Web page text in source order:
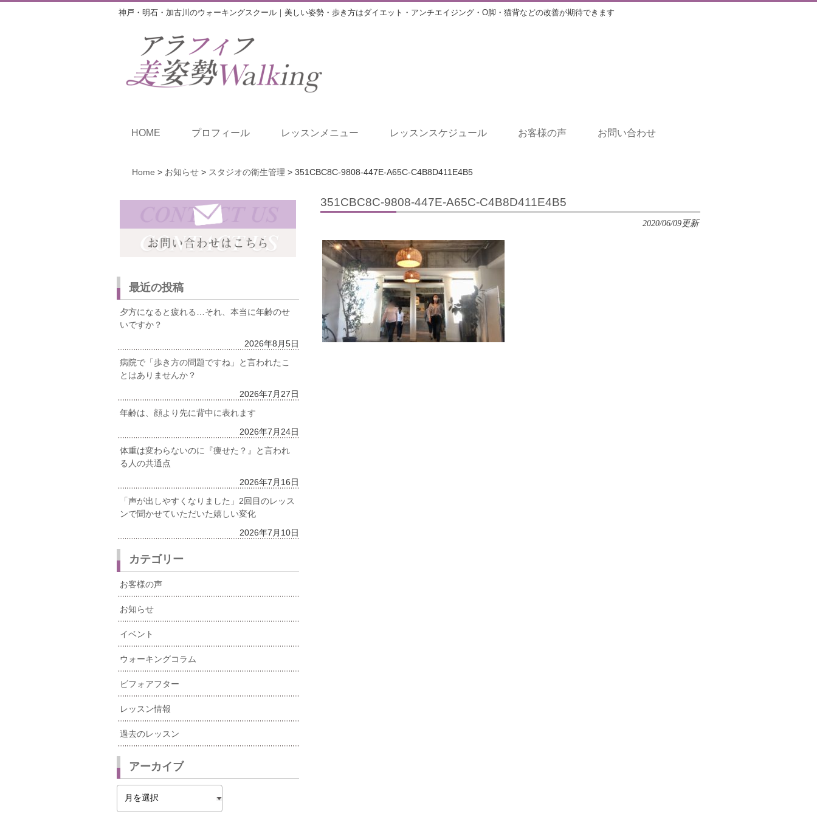
神戸・明石・加古川のウォーキングスクール｜美しい姿勢・歩き方はダイエット・アンチエイジング・O脚・猫背などの改善が期待できます
HOME プロフィール レッスンメニュー レッスンスケジュール お客様の声 お問い合わせ
Home > お知らせ > スタジオの衛生管理 > 351CBC8C-9808-447E-A65C-C4B8D411E4B5
351CBC8C-9808-447E-A65C-C4B8D411E4B5
2020/06/09更新
最近の投稿
夕方になると疲れる…それ、本当に年齢のせ
いですか？
2026年8月5日
病院で「歩き方の問題ですね」と言われたこ
とはありませんか？
2026年7月27日
年齢は、顔より先に背中に表れます
2026年7月24日
体重は変わらないのに『痩せた？』と言われ
る人の共通点
2026年7月16日
「声が出しやすくなりました」2回目のレッス
ンで聞かせていただいた嬉しい変化
2026年7月10日
カテゴリー
お客様の声
お知らせ
イベント
ウォーキングコラム
ビフォアフター
レッスン情報
過去のレッスン
アーカイブ